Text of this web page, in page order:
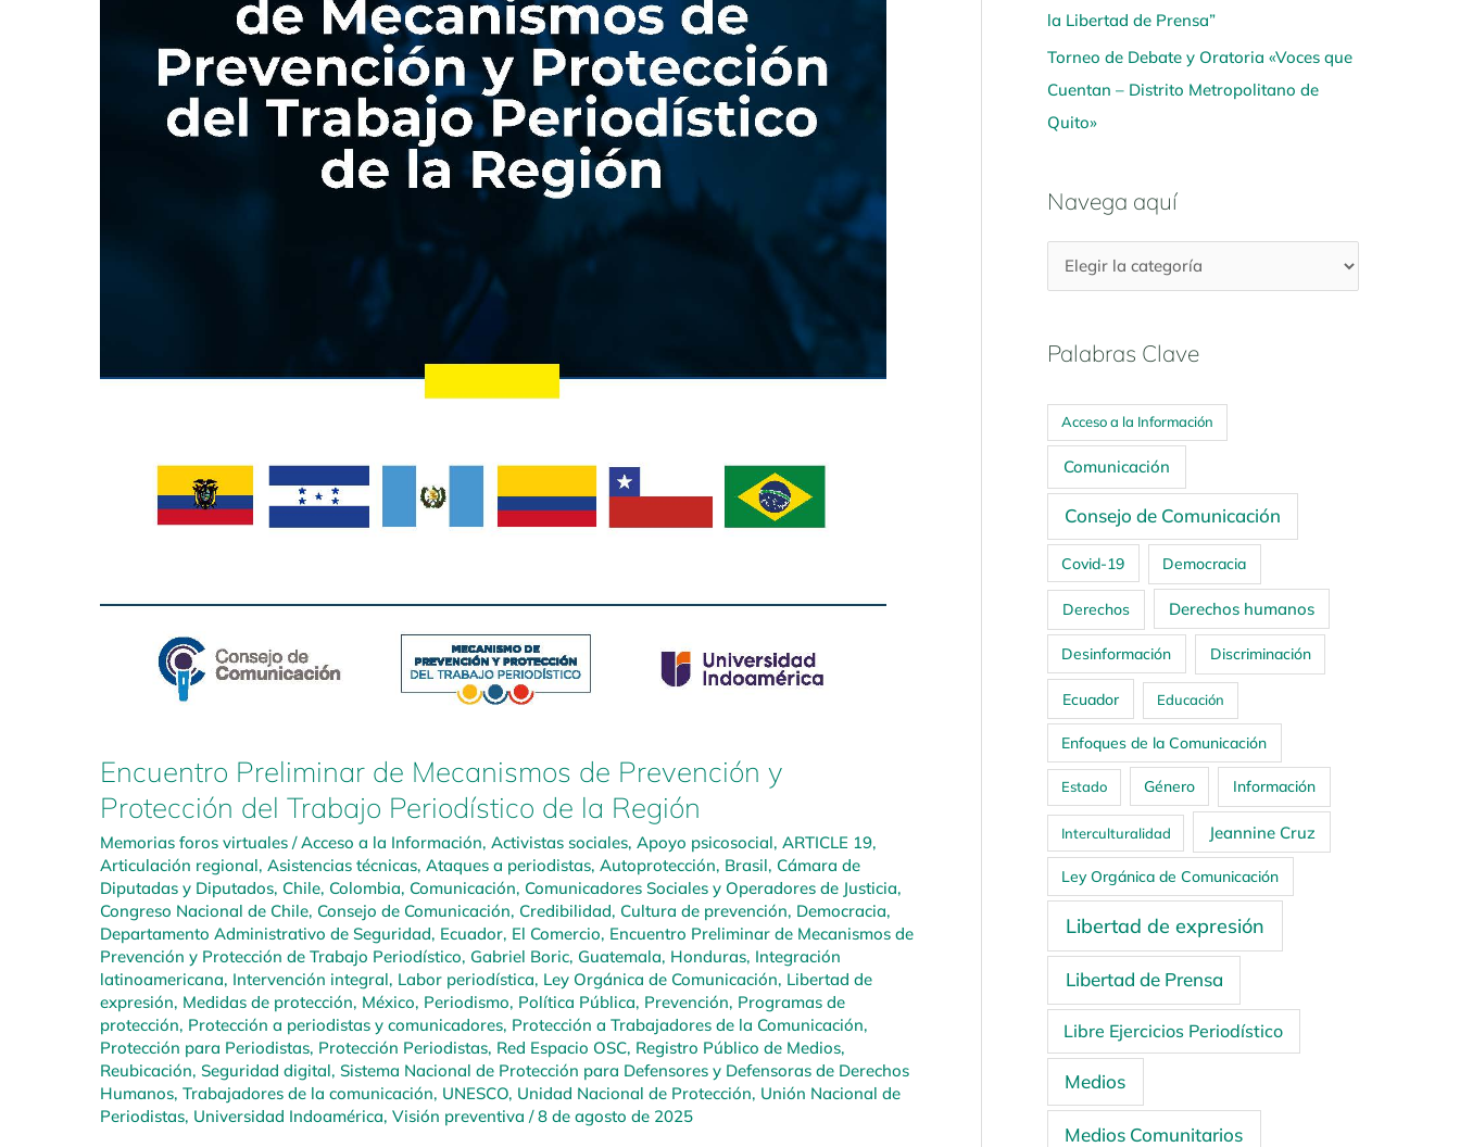
Encuentro Preliminar de Mecanismos de Prevención y
Protección del Trabajo Periodístico de la Región
Memorias foros virtuales /Acceso a la Información, Activistas sociales, Apoyo psicosocial, ARTICLE 19,
Articulación regional, Asistencias técnicas, Ataques a periodistas, Autoprotección, Brasil, Cámara de
Diputadas y Diputados, Chile, Colombia, Comunicación, Comunicadores Sociales y Operadores de Justicia,
Congreso Nacional de Chile, Consejo de Comunicación, Credibilidad, Cultura de prevención, Democracia,
Departamento Administrativo de Seguridad, Ecuador, El Comercio, Encuentro Preliminar de Mecanismos de
Prevención y Protección de Trabajo Periodístico, Gabriel Boric, Guatemala, Honduras, Integración
latinoamericana, Intervención integral, Labor periodística, Ley Orgánica de Comunicación, Libertad de
expresión, Medidas de protección, México, Periodismo, Política Pública, Prevención, Programas de
protección, Protección a periodistas y comunicadores, Protección a Trabajadores de la Comunicación,
Protección para Periodistas, Protección Periodistas, Red Espacio OSC, Registro Público de Medios,
Reubicación, Seguridad digital, Sistema Nacional de Protección para Defensores y Defensoras de Derechos
Humanos, Trabajadores de la comunicación, UNESCO, Unidad Nacional de Protección, Unión Nacional de
Periodistas, Universidad Indoamérica, Visión preventiva /8 de agosto de 2025
la Libertad de Prensa”
Torneo de Debate y Oratoria «Voces que
Cuentan – Distrito Metropolitano de
Quito»
Navega aquí
Palabras Clave
Acceso a la Información
Comunicación
Consejo de Comunicación
Covid-19 Democracia
Derechos Derechos humanos
Desinformación Discriminación
Ecuador Educación
Enfoques de la Comunicación
Estado Género Información
Interculturalidad Jeannine Cruz
Ley Orgánica de Comunicación
Libertad de expresión
Libertad de Prensa
Libre Ejercicios Periodístico
Medios
Medios Comunitarios